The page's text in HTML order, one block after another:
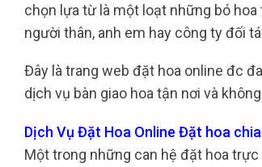
chọn lựa từ là một loạt những bó
người thân, anh em hay công ty đối
Đây là trang web đặt hoa online đc
dịch vụ bàn giao hoa tận nơi và
Dịch Vụ Đặt Hoa Online Đặt hoa
Một trong những can hệ đặt hoa